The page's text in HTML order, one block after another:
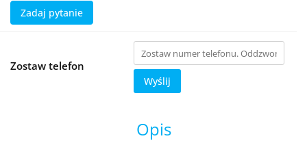
Zadaj pytanie
Zostaw telefon
Wyślij
Opis